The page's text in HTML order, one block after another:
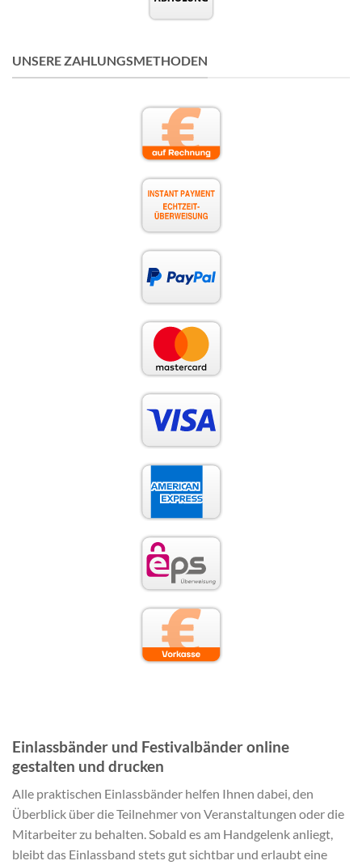
UNSERE ZAHLUNGSMETHODEN
Einlassbänder und Festivalbänder online
gestalten und drucken
Alle praktischen Einlassbänder helfen Ihnen dabei, den
Überblick über die Teilnehmer von Veranstaltungen oder die
Mitarbeiter zu behalten. Sobald es am Handgelenk anliegt,
bleibt das Einlassband stets gut sichtbar und erlaubt eine